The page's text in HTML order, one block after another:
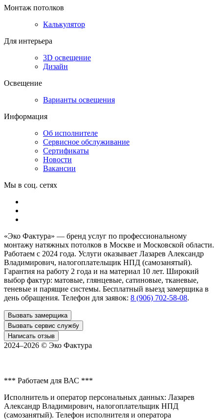
Монтаж потолков
Калькулятор
Для интерьера
3D освещение
Дизайн
Освещение
Варианты освещения
Информация
Об исполнителе
Сервисное обслуживание
Сертификаты
Новости
Вакансии
Мы в соц. сетях
«Эко Фактура» — бренд услуг по профессиональному
монтажу натяжных потолков в Москве и Московской области.
Работаем с 2024 года. Услуги оказывает Лазарев Александр
Владимирович, налогоплательщик НПД (самозанятый).
Гарантия на работу 2 года и на материал 10 лет. Широкий
выбор фактур: матовые, глянцевые, сатиновые, тканевые,
теневые и парящие системы. Бесплатный выезд замерщика в
день обращения. Телефон для заявок: 8 (906) 702-58-08.
Вызвать замерщика
Вызвать сервис службу
Написать отзыв
2024–2026 © Эко Фактура
*** Работаем для ВАС ***
Исполнитель и оператор персональных данных: Лазарев
Александр Владимирович, налогоплательщик НПД
(самозанятый). Телефон исполнителя и оператора